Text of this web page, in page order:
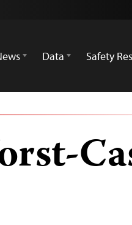
Data Safety